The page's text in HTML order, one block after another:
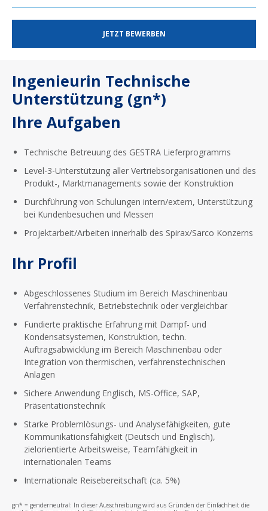
JETZT BEWERBEN
Ingenieurin Technische
Unterstützung (gn*)
Ihre Aufgaben
Technische Betreuung des GESTRA Lieferprogramms
Level-3-Unterstützung aller Vertriebsorganisationen und des
Produkt-, Marktmanagements sowie der Konstruktion
Durchführung von Schulungen intern/extern, Unterstützung
bei Kundenbesuchen und Messen
Projektarbeit/Arbeiten innerhalb des Spirax/Sarco Konzerns
Ihr Profil
Abgeschlossenes Studium im Bereich Maschinenbau
Verfahrenstechnik, Betriebstechnik oder vergleichbar
Fundierte praktische Erfahrung mit Dampf- und
Kondensatsystemen, Konstruktion, techn.
Auftragsabwicklung im Bereich Maschinenbau oder
Integration von thermischen, verfahrenstechnischen
Anlagen
Sichere Anwendung Englisch, MS-Office, SAP,
Präsentationstechnik
Starke Problemlösungs- und Analysefähigkeiten, gute
Kommunikationsfähigkeit (Deutsch und Englisch),
zielorientierte Arbeitsweise, Teamfähigkeit in
internationalen Teams
Internationale Reisebereitschaft (ca. 5%)
gn* = genderneutral: In dieser Ausschreibung wird aus Gründen der Einfachheit die